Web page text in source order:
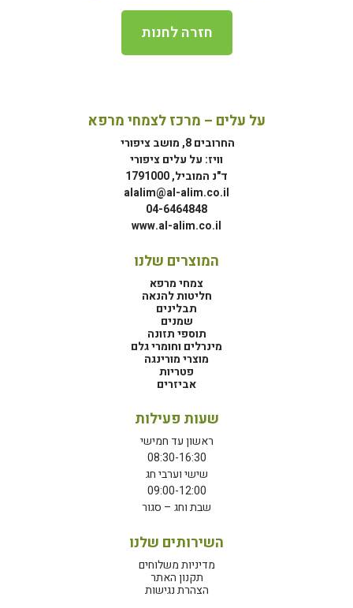
חזרה לחנות
על עלים – מרכז לצמחי מרפא
החרובים 8, מושב ציפורי
וויז: על עלים ציפורי
ד"נ המוביל, 1791000
alalim@al-alim.co.il
04-6464848
www.al-alim.co.il
המוצרים שלנו
צמחי מרפא
חליטות להנאה
תבלינים
שמנים
תוספי תזונה
מינרלים וחומרי גלם
מוצרי מורינגה
פטריות
אביזרים
שעות פעילות
ראשון עד חמישי
08:30-16:30
שישי וערבי חג
09:00-12:00
שבת וחג – סגור
השירותים שלנו
מדיניות משלוחים
תקנון האתר
הצהרת נגישות